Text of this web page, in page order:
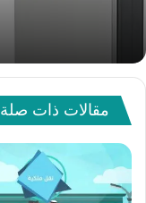
مقالات ذات صلة